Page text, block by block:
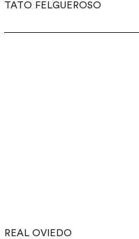
TATO FELGUEROSO
REAL OVIEDO